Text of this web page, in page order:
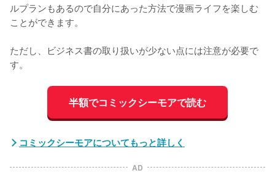
ルプランもあるので自分にあった方法で漫画ライフを楽しむ
ことができます。
ただし、ビジネス書の取り扱いが少ない点には注意が必要で
す。
半額でコミックシーモアで読む
コミックシーモアについてもっと詳しく
AD